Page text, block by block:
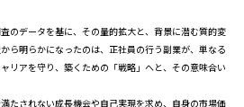
のデータを基に、その量的拡大と、背景に潜む質的変
ら明らかになったのは、正社員の行う副業が、単なる
リアを守り、築くための「戦略」へと、その意味合い
たされない成長機会や自己実現を求め、自身の市場価